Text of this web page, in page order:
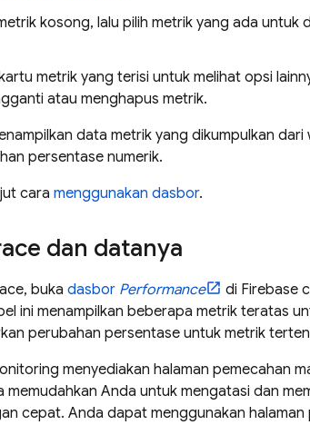
metrik kosong, lalu pilih metrik yang ada untuk
metrik yang terisi untuk melihat opsi
atau menghapus metrik.
data metrik yang dikumpulkan
persentase numerik.
cara menggunakan dasbor.
dan datanya
buka dasbor Performance di Firebase
ini menampilkan beberapa metrik
perubahan persentase untuk metrik
menyediakan halaman pemecahan
memudahkan Anda untuk mengatasi dan
cepat. Anda dapat menggunakan